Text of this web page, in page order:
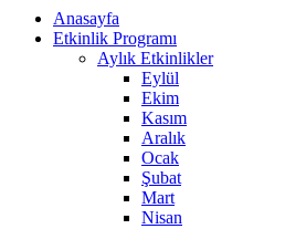
Anasayfa
Etkinlik Programı
Aylık Etkinlikler
Eylül
Ekim
Kasım
Aralık
Ocak
Şubat
Mart
Nisan